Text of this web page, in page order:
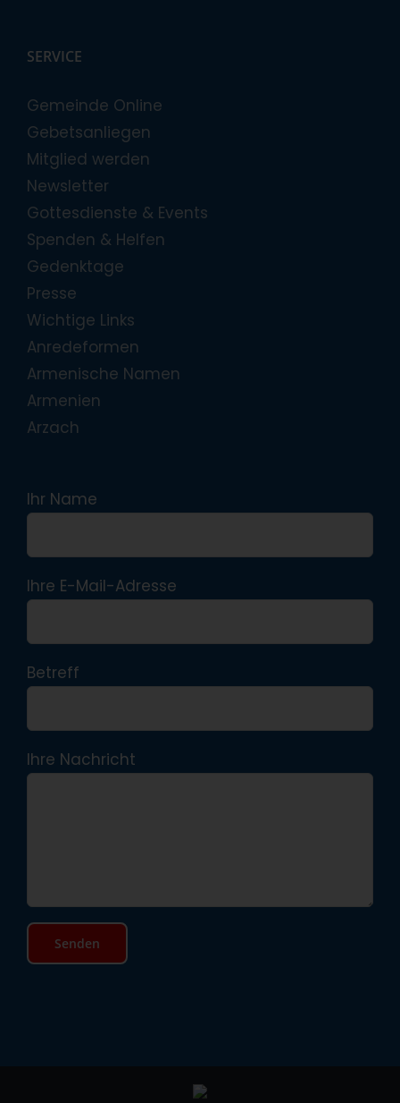
SERVICE
Gemeinde Online
Gebetsanliegen
Mitglied werden
Newsletter
Gottesdienste & Events
Spenden & Helfen
Gedenktage
Presse
Wichtige Links
Anredeformen
Armenische Namen
Armenien
Arzach
Ihr Name
Ihre E-Mail-Adresse
Betreff
Ihre Nachricht